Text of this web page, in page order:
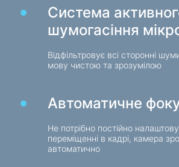
Кардридери та USB-хаби
Кабелі аудіо / відео
Перехідники та адаптери
Утримувачі
Автомобіль той
Система
шумогасіння
Відфільтровує всі сторонні
мову чистою та зрозумілою
Автоматичне
Не потрібно постійно
переміщенні в кадрі, камера
автоматично